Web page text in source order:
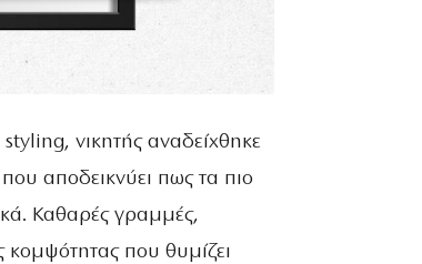
νικητής αναδείχθηκε
αποδεικνύει πως τα πιο
Καθαρές γραμμές,
κομψότητας που θυμίζει